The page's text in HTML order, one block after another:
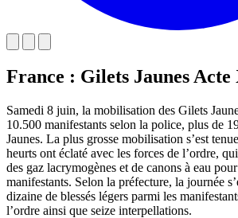
France : Gilets Jaunes
Samedi 8 juin, la mobilisation des Gilets
10.500 manifestants selon la police, plus de
Jaunes. La plus grosse mobilisation s’est
heurts ont éclaté avec les forces de l’ordre,
des gaz lacrymogènes et de canons à eau
manifestants. Selon la préfecture, la journée
dizaine de blessés légers parmi les
l’ordre ainsi que seize interpellations.